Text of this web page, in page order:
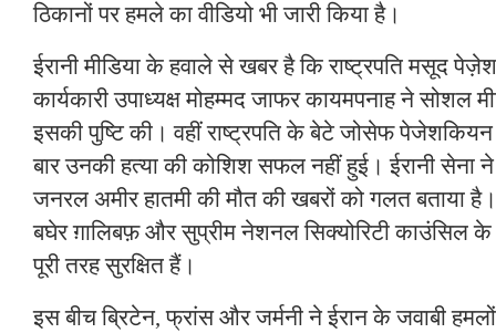
ठिकानों पर हमले का वीडियो भी जारी किया है।
ईरानी मीडिया के हवाले से खबर है कि राष्ट्रपति मसूद
कार्यकारी उपाध्यक्ष मोहम्मद जाफर कायमपनाह ने सोशल
इसकी पुष्टि की। वहीं राष्ट्रपति के बेटे जोसेफ
बार उनकी हत्या की कोशिश सफल नहीं हुई। ईरानी सेना
जनरल अमीर हातमी की मौत की खबरों को गलत बताया
बघेर ग़ालिबफ़ और सुप्रीम नेशनल सिक्योरिटी काउंसिल के
पूरी तरह सुरक्षित हैं।
इस बीच ब्रिटेन, फ्रांस और जर्मनी ने ईरान के जवाबी